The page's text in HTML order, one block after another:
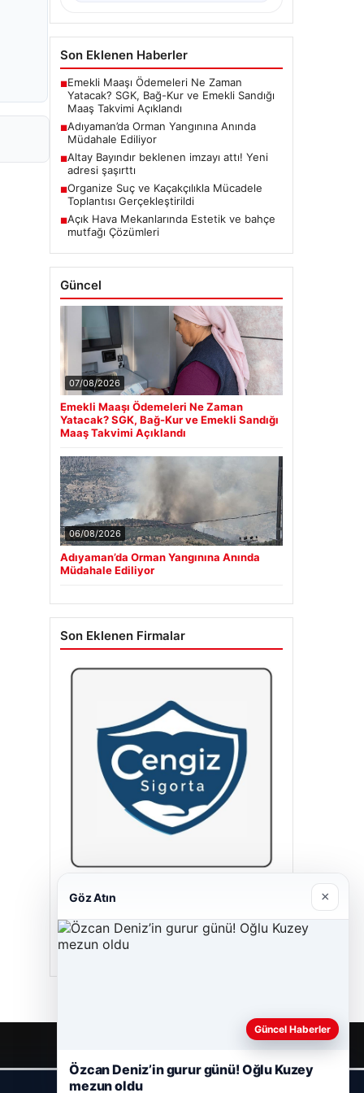
Son Eklenen Haberler
■Emekli Maaşı Ödemeleri Ne Zaman
Yatacak? SGK, Bağ-Kur ve Emekli Sandığı
Maaş Takvimi Açıklandı
■Adıyaman’da Orman Yangınına Anında
Müdahale Ediliyor
■Altay Bayındır beklenen imzayı attı! Yeni
adresi şaşırttı
■Organize Suç ve Kaçakçılıkla Mücadele
Toplantısı Gerçekleştirildi
■Açık Hava Mekanlarında Estetik ve bahçe
mutfağı Çözümleri
Güncel
07/08/2026
Emekli Maaşı Ödemeleri Ne Zaman
Yatacak? SGK, Bağ-Kur ve Emekli Sandığı
Maaş Takvimi Açıklandı
06/08/2026
Adıyaman’da Orman Yangınına Anında
Müdahale Ediliyor
Son Eklenen Firmalar
Cengiz Sigorta
Göz Atın ×
Güncel Haberler
Özcan Deniz’in gurur günü! Oğlu Kuzey
mezun oldu